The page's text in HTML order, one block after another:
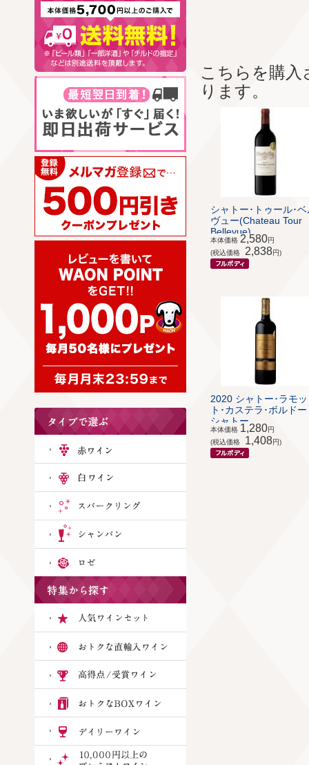
こちらを購
ります。
シャトー･トゥール･ベ
ヴュー(Chateau Tour
Bellevue)
本体価格 2,580円
(税込価格
2,838円)
2020 シャトー･ラモッ
ト･カステラ･ボルドー
シャトー...
本体価格 1,280円
(税込価格
1,408円)